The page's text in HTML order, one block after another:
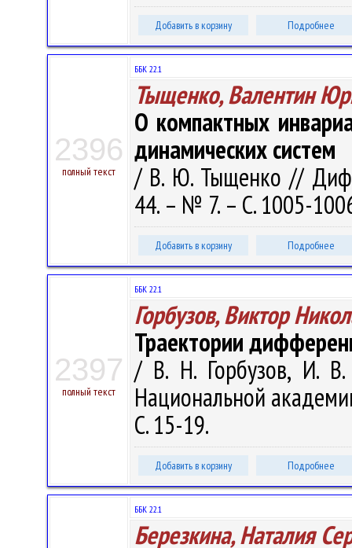
Добавить в корзину Подробнее
2396
полный текст
ББК 22.1
Тыщенко, Валентин
О компактных
динамических систем
/ В. Ю. Тыщенко //
44. – № 7. – С. 1005-
Добавить в корзину Подробнее
2397
полный текст
ББК 22.1
Горбузов, Виктор
Траектории
/ В. Н. Горбузов, И.
Национальной
С. 15-19.
Добавить в корзину Подробнее
ББК 22.1
Березкина, Наталия